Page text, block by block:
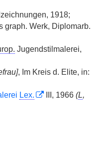
1918;
graph. Werk, Diplomarb.
Jugendstilmalerei,
, Im Kreis d. Elite, in:
Lex. III, 1966 (L,